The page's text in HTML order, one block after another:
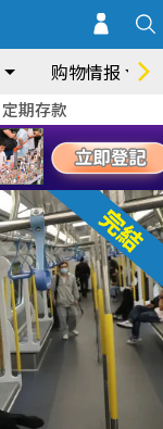
购物情报
定期存款